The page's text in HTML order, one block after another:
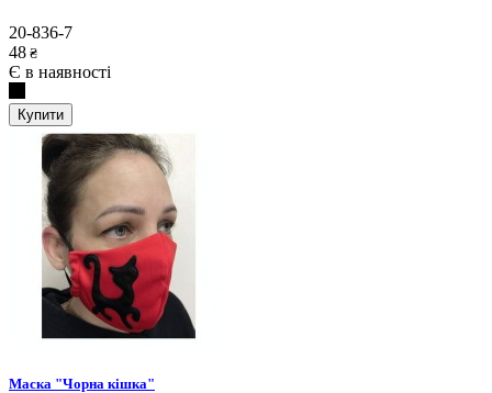
20-836-7
48 ₴
Є в наявності
Купити
Маска "Чорна кішка"